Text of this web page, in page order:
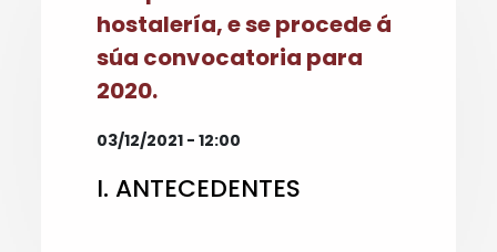
hostalería, e se procede á
súa convocatoria para
2020.
03/12/2021 - 12:00
I. ANTECEDENTES